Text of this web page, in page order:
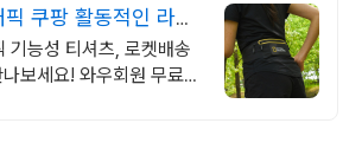
쿠팡 활동적인 라이
기능성 티셔츠, 로켓배송
보세요! 와우회원 무료배